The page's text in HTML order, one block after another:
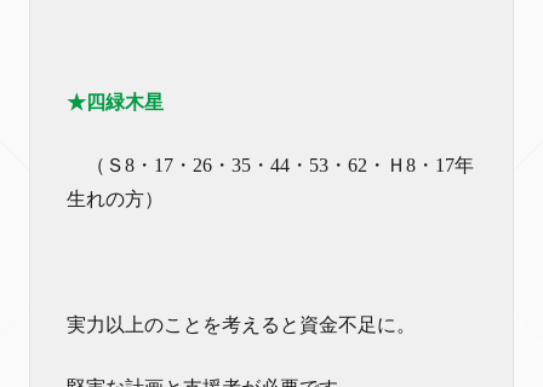
★四緑木星
（Ｓ8・17・26・35・44・53・62・Ｈ8・17年
生れの方）
実力以上のことを考えると資金不足に。